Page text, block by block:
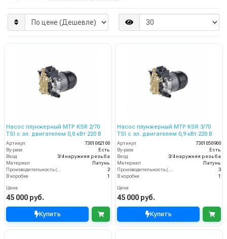
Насос плунжерный MTP KSR 2/70
TSI с эл. двигателем 0,8 кВт 220 В
Артикул
7301062100
By-pass
Есть
Вход
3/4 наружняя резьба
Материал
Латунь
2
В коробке
1
Цена
45 000 руб.
Купить
Насос плунжерный MTP KSR 3/70
TSI с эл. двигателем 0,9 кВт 220 В
Артикул
7301050900
By-pass
Есть
Вход
3/4 наружняя резьба
Материал
Латунь
3
В коробке
1
Цена
45 000 руб.
Купить